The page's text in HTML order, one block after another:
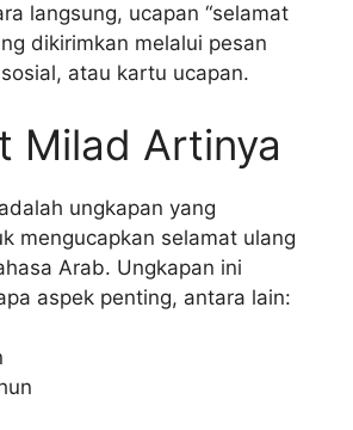
langsung, ucapan “selamat
dikirimkan melalui pesan
atau kartu ucapan.
Milad Artinya
ungkapan yang
mengucapkan selamat ulang
Arab. Ungkapan ini
aspek penting, antara lain: